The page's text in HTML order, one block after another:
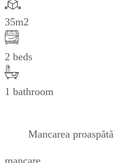
35m2
2 beds
1 bathroom
Mancarea proaspătă
mancare